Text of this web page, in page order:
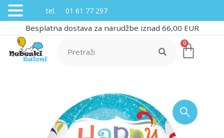
Besplatna dostava za narudžbe iznad 66,00 EUR
0
tel. 01 61 77 297